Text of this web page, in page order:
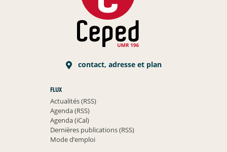
contact, adresse et plan
FLUX
Actualités (RSS)
Agenda (RSS)
Agenda (iCal)
Dernières publications (RSS)
Mode d’emploi